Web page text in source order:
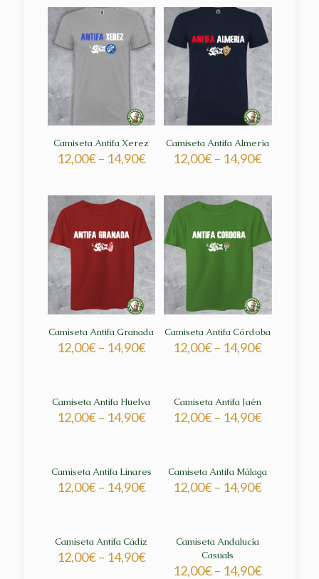
Camiseta Antifa Xerez
12,00€– 14,90€
Camiseta Antifa Almería
12,00€– 14,90€
Camiseta Antifa Granada
12,00€– 14,90€
Camiseta Antifa Córdoba
12,00€– 14,90€
Camiseta Antifa Huelva
12,00€– 14,90€
Camiseta Antifa Jaén
12,00€– 14,90€
Camiseta Antifa Linares
12,00€– 14,90€
Camiseta Antifa Málaga
12,00€– 14,90€
Camiseta Antifa Cádiz
12,00€– 14,90€
Camiseta Andalucía
Casuals
12,00€– 14,90€